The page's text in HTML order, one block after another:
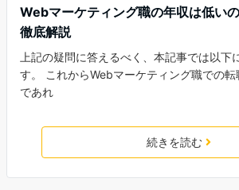
Webマーケティング職の年収は低い
徹底解説
上記の疑問に答えるべく、本記事では以下
す。 これからWebマーケティング職での
であれ
続きを読む